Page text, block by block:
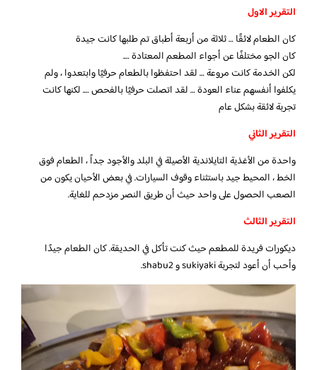
التقرير الاول
كان الطعام لائقًا … ثلاثة من أربعة أطباق تم طلبها كانت جيدة
كان الجو مختلفًا عن أجواء المطعم المعتادة ….
لكن الخدمة كانت مروعة … لقد احتفظوا بالطعام حرفيًا وابتعدوا ، ولم
يكلفوا أنفسهم عناء العودة … لقد اتصلت حرفيًا بالفحص …. لكنها كانت
تجربة لائقة بشكل عام
التقرير الثاني
واحدة من الأغذية التايلاندية الأصيلة في البلد والأجود جداً ، الطعام فوق
الخط ، المحيط جيد باستثناء وقوف السيارات. في بعض الأحيان يكون من
الصعب الحصول على واحد حيث أن طريق النصر مزدحم للغاية.
التقرير الثالث
ديكورات فريدة للمطعم حيث كنت تأكل في الحديقة. كان الطعام جيدًا
وأحب أن أعود لتجربة sukiyaki و shabu2.